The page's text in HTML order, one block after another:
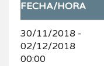
FECHA/HORA
30/11/2018 -
02/12/2018
00:00